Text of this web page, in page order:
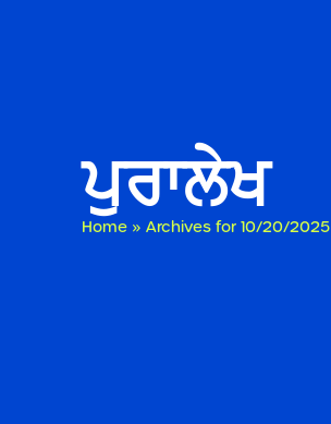
ਪੁਰਾਲੇਖ
Home » Archives for 10/20/2025